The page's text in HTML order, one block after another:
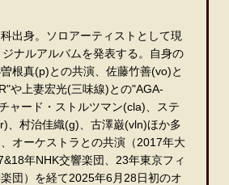
出身。ソロアーティストとして現
ナルアルバムを発表する。自身の
根真(p)との共演、佐藤竹善(vo)と
や上妻宏光(三味線)との"AGA-
ャード・ストルツマン(cla)、ステ
、村治佳織(g)、古澤巌(vln)ほか多
オーケストラとの共演（2017年大
年NHK交響楽団、23年東京フィ
団）を経て2025年6月28日初のオ